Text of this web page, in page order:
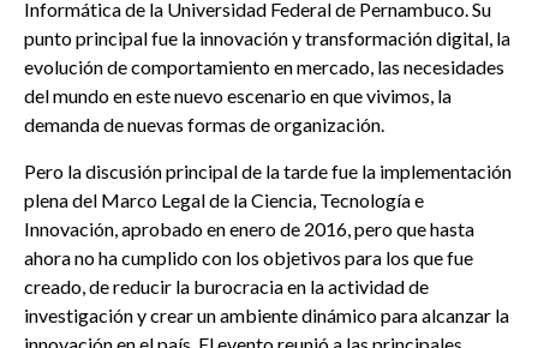
Informática de la Universidad Federal de Pernambuco. Su
punto principal fue la innovación y transformación digital, la
evolución de comportamiento en mercado, las necesidades
del mundo en este nuevo escenario en que vivimos, la
demanda de nuevas formas de organización.
Pero la discusión principal de la tarde fue la implementación
plena del Marco Legal de la Ciencia, Tecnología e
Innovación, aprobado en enero de 2016, pero que hasta
ahora no ha cumplido con los objetivos para los que fue
creado, de reducir la burocracia en la actividad de
investigación y crear un ambiente dinámico para alcanzar la